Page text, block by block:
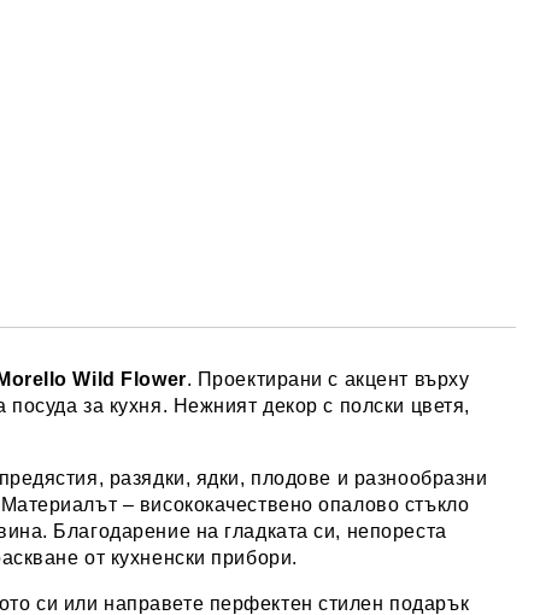
Morello Wild Flower. Проектирани с акцент върху
за кухня. Нежният декор с полски цветя,
разядки, ядки, плодове и разнообразни
– висококачествено опалово стъкло
Благодарение на гладката си, непореста
от кухненски прибори.
си или направете перфектен стилен подарък